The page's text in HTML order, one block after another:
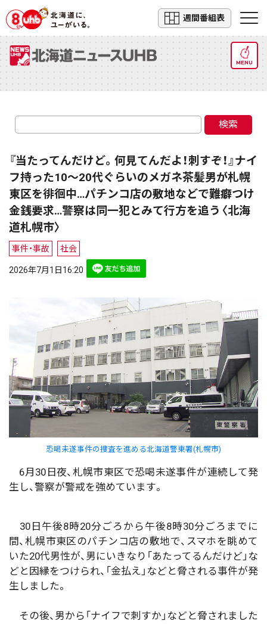
週間番組表
MENU
検索
『当たってんだけど。何見てんだよ！刺すぞ！』ナイ
フ持った10～20代ぐらいのメガネ茶髪男が札幌
東区を徘徊中…パチンコ店の敷地などで難癖つけ
金銭要求…警察は同一犯とみて行方を追う〈北海
道札幌市〉
事件・事故 社会
2026年7月1日16:20
恐喝未遂事件の捜査を進める北海道警東署(札幌市)
6月30日夜、札幌市東区で恐喝未遂事件が連続して発
生し、警察が警戒を強めています。
30日午後8時20分ごろから午後8時30分ごろまでに
間、札幌市東区のパチンコ店の敷地で、スマホを眺めて
いた20代男性が、男にいきなり「あたってるんだけど」な
どと因縁をつけられ、「金払え」などと脅される事件が発
生しました。
その後、男から「ナイフで刺すか」などと脅されました